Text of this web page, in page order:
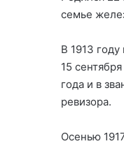
семье
В 1913
15
года и в
ревизора.
Осенью